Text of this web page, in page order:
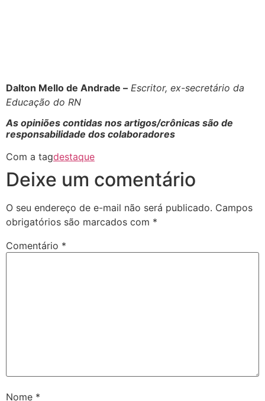
Dalton Mello de Andrade – Escritor, ex-secretário da
Educação do RN
As opiniões contidas nos artigos/crônicas são de
responsabilidade dos colaboradores
Com a tagdestaque
Deixe um comentário
O seu endereço de e-mail não será publicado. Campos
obrigatórios são marcados com *
Comentário *
Nome *